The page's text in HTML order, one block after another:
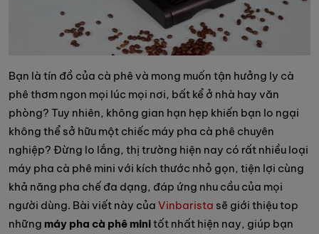
Bạn là tín đồ của cà phê và mong muốn tận hưởng ly cà
phê thơm ngon mọi lúc mọi nơi, bất kể ở nhà hay văn
phòng? Tuy nhiên, không gian hạn hẹp khiến bạn lo ngại
không thể sở hữu một chiếc máy pha cà phê chuyên
nghiệp? Đừng lo lắng, thị trường hiện nay có rất nhiều loại
máy pha cà phê mini với kích thước nhỏ gọn, tiện lợi cùng
khả năng pha chế đa dạng, đáp ứng nhu cầu của mọi
người dùng. Bài viết này của Vinbarista sẽ giới thiệu top
những máy pha cà phê minitốt nhất hiện nay, giúp bạn